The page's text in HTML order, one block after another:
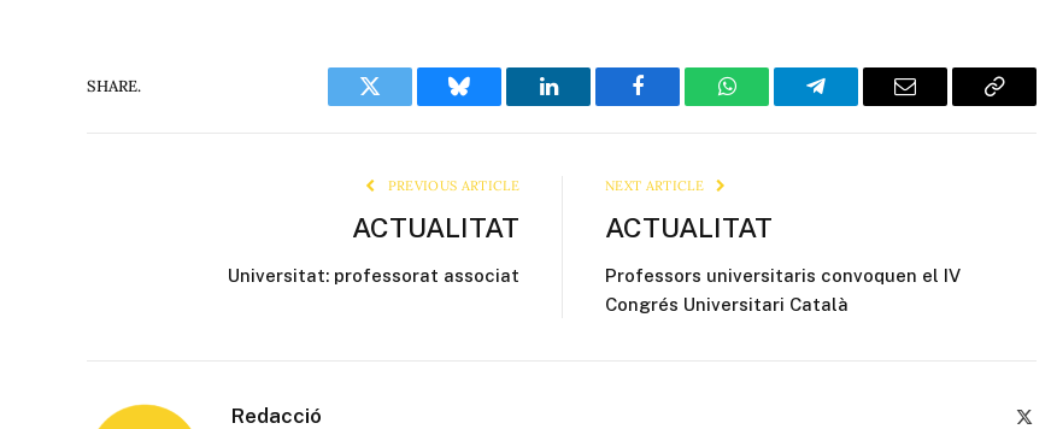
SHARE.
Twitter Bluesky LinkedIn Facebook WhatsAppTelegram Email
Copy
PREVIOUS ARTICLE
ACTUALITAT
Universitat: professorat associat
NEXT ARTICLE
ACTUALITAT
Professors universitaris convoquen el IV
Congrés Universitari Català
Redacció